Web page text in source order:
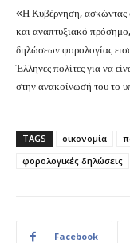
«Η Κυβέρνηση, ασκώντας
και αναπτυξιακό
δηλώσεων φορολογίας
Έλληνες πολίτες για να
στην ανακοίνωσή του το
TAGS οικονομία
φορολογικές δηλώσεις
Facebook